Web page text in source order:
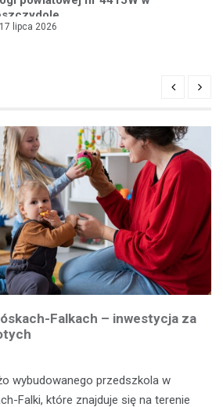
17 lipca 2026
Falkach – inwestycja za
wybudowanego przedszkola w
Falki, które znajduje się na terenie